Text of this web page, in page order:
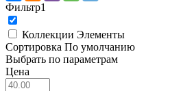
Фильтр1
Коллекции Элементы
Сортировка По умолчанию
Выбрать по параметрам
Цена